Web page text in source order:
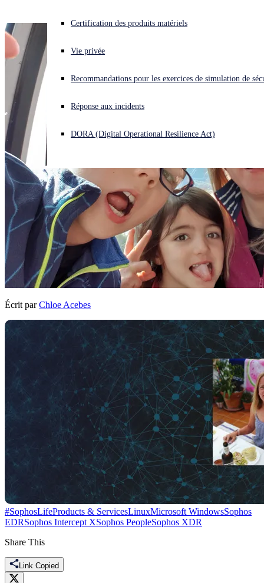
Vous subissez une cyberattaque ? Obtenez une aide immédiate.
Se connecter
Open search
Français Open language switcher
Certification des produits matériels
Vie privée
Recommandations pour les exercices de simulation de
Réponse aux incidents
DORA (Digital Operational Resilience Act)
Écrit par Chloe Acebes
#SophosLifeProducts & ServicesLinuxMicrosoft WindowsSophos
EDRSophos Intercept XSophos PeopleSophos XDR
Share This
Link Copied